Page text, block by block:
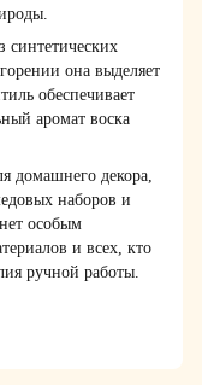
синтетических
она выделяет
обеспечивает
аромат воска
домашнего декора,
наборов и
особым
и всех, кто
ручной работы.